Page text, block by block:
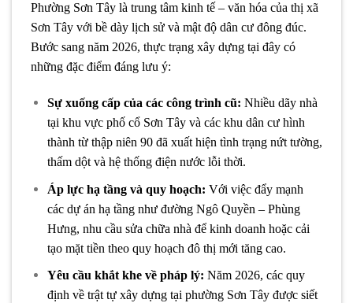
Phường Sơn Tây là trung tâm kinh tế – văn hóa của thị xã
Sơn Tây với bề dày lịch sử và mật độ dân cư đông đúc.
Bước sang năm 2026, thực trạng xây dựng tại đây có
những đặc điểm đáng lưu ý:
Sự xuống cấp của các công trình cũ: Nhiều dãy nhà
tại khu vực phố cổ Sơn Tây và các khu dân cư hình
thành từ thập niên 90 đã xuất hiện tình trạng nứt tường,
thấm dột và hệ thống điện nước lỗi thời.
Áp lực hạ tầng và quy hoạch: Với việc đẩy mạnh
các dự án hạ tầng như đường Ngô Quyền – Phùng
Hưng, nhu cầu sửa chữa nhà để kinh doanh hoặc cải
tạo mặt tiền theo quy hoạch đô thị mới tăng cao.
Yêu cầu khắt khe về pháp lý: Năm 2026, các quy
định về trật tự xây dựng tại phường Sơn Tây được siết